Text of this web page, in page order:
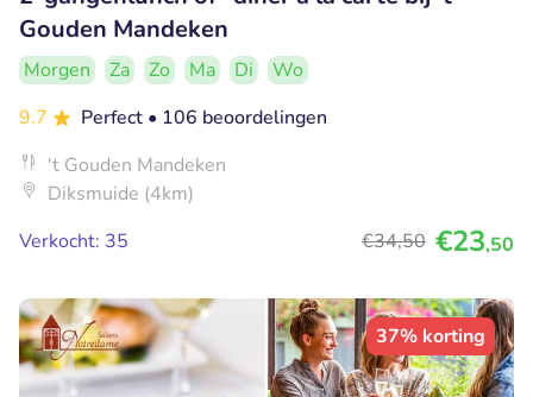
Gouden Mandeken
Morgen Za Zo Ma Di
Wo
9.7
Perfect • 106 beoordelingen
't Gouden Mandeken
Diksmuide (4km)
Verkocht: 35
€34,50 €23,50
37% korting